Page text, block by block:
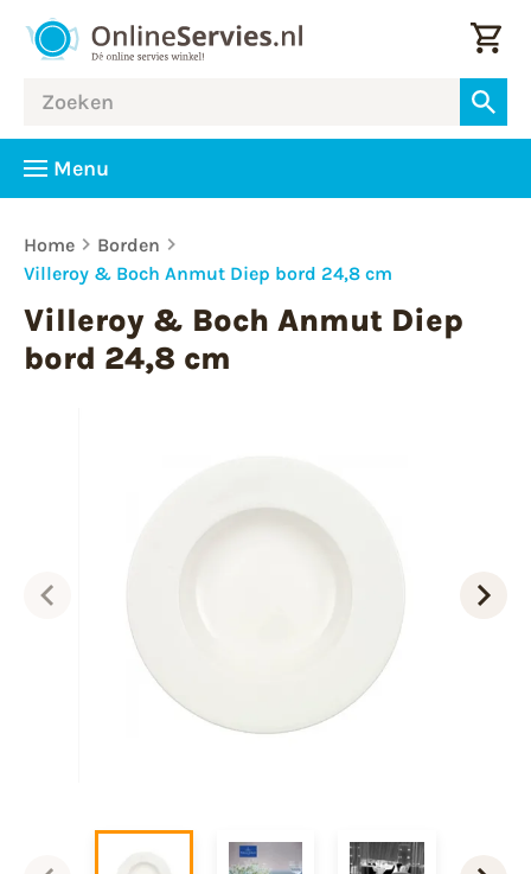
Menu
Home
Borden
Villeroy & Boch Anmut Diep bord 24,8 cm
Villeroy & Boch Anmut Diep
bord 24,8 cm